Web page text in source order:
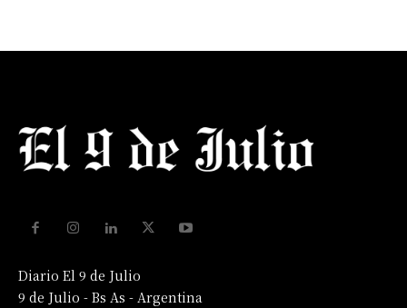
Diario El 9 de Julio
9 de Julio - Bs As - Argentina